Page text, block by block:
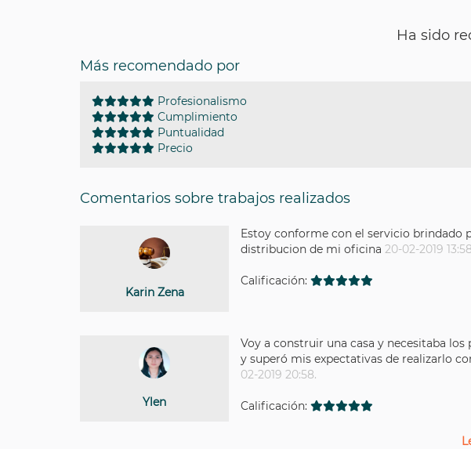
Ha sido
Más recomendado por
Profesionalismo
Cumplimiento
Puntualidad
Precio
Comentarios sobre trabajos realizados
Karin Zena
Estoy conforme con el servicio brindado
distribucion de mi oficina 20-02-2019
Calificación:
Ylen
Voy a construir una casa y necesitaba
y superó mis expectativas de realizarlo
02-2019 20:58.
Calificación: